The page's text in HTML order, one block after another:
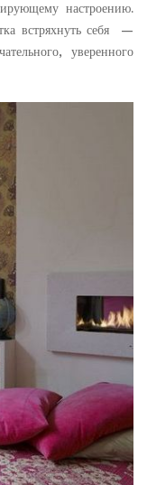
настроению.
встряхнуть себя —
уверенного